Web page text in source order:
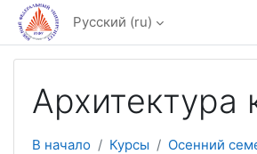
Перейти к основному содержанию
Русский ‎(ru)‎
В начало Курсы Осенний